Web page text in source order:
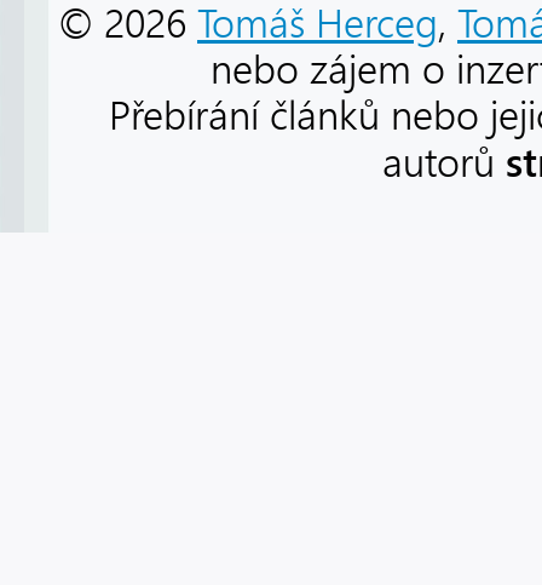
© 2026 Tomáš Herceg,
nebo zájem o
Přebírání článků nebo
autorů